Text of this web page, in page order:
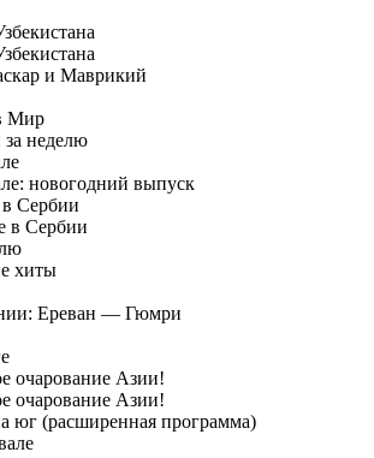
и Маврикий
Мир
за неделю
новогодний выпуск
в Сербии
в Сербии
хиты
Ереван — Гюмри
очарование Азии!
очарование Азии!
юг (расширенная программа)